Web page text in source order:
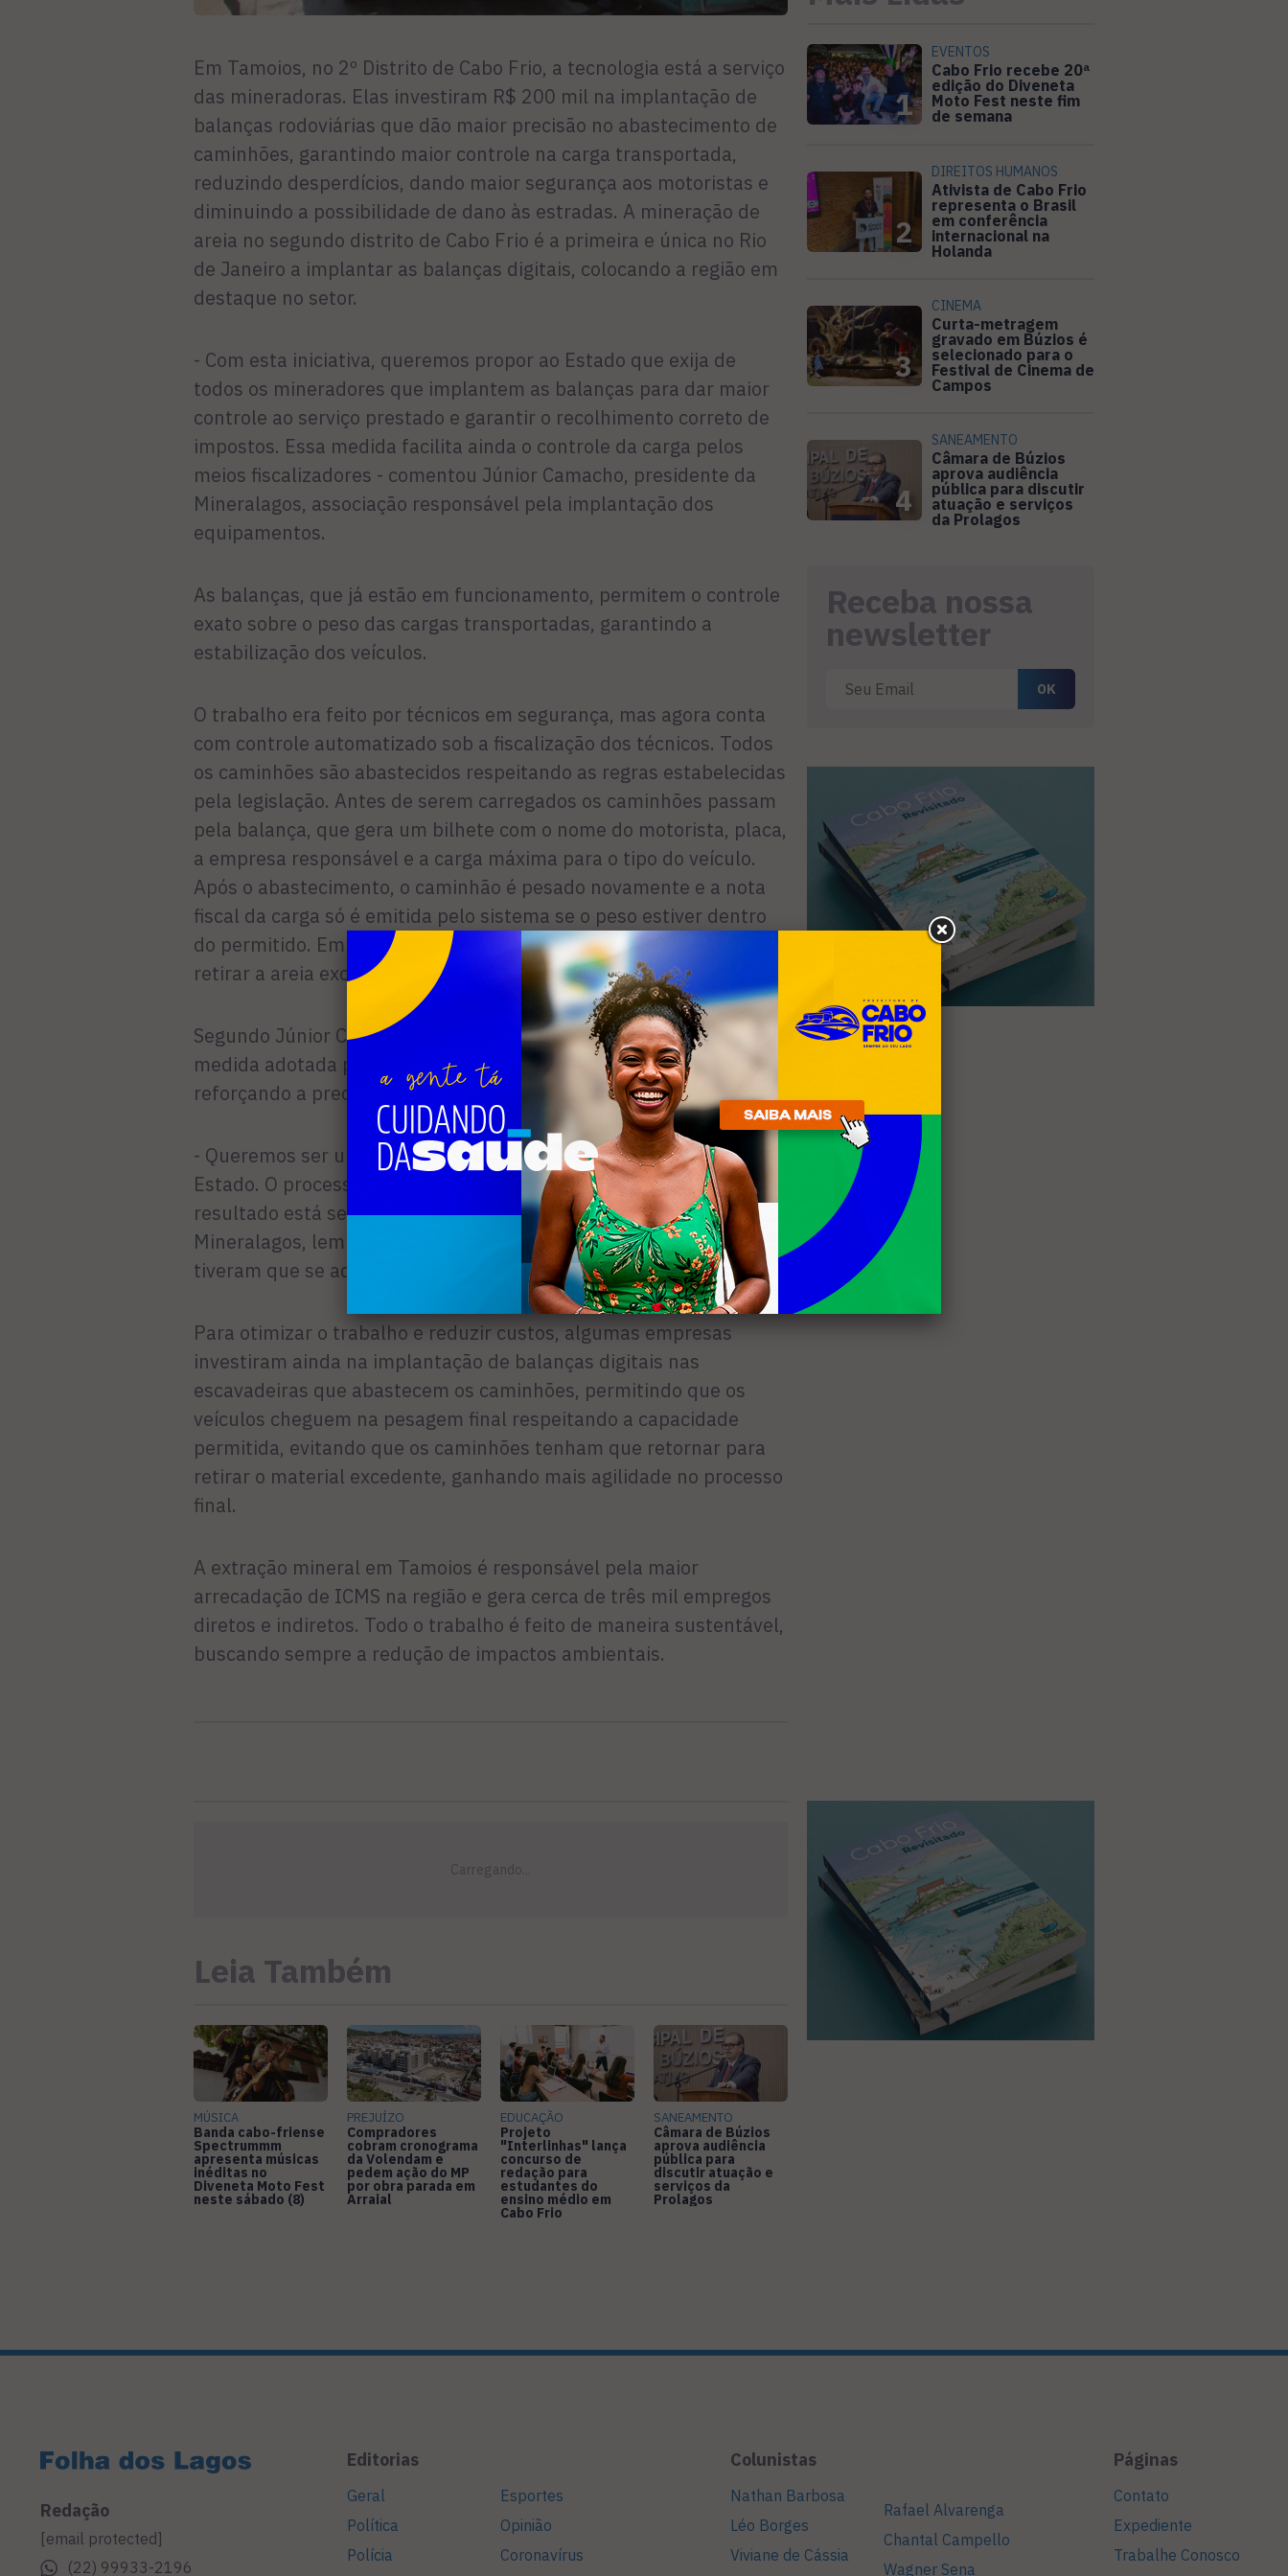
Em Tamoios, no 2º Distrito de Cabo Frio, a tecnologia está a serviço
das mineradoras. Elas investiram R$ 200 mil na implantação de
balanças rodoviárias que dão maior precisão no abastecimento de
caminhões, garantindo maior controle na carga transportada,
reduzindo desperdícios, dando maior segurança aos motoristas e
diminuindo a possibilidade de dano às estradas. A mineração de
areia no segundo distrito de Cabo Frio é a primeira e única no Rio
de Janeiro a implantar as balanças digitais, colocando a região em
destaque no setor.
- Com esta iniciativa, queremos propor ao Estado que exija de
todos os mineradores que implantem as balanças para dar maior
controle ao serviço prestado e garantir o recolhimento correto de
impostos. Essa medida facilita ainda o controle da carga pelos
meios fiscalizadores - comentou Júnior Camacho, presidente da
Mineralagos, associação responsável pela implantação dos
equipamentos.
As balanças, que já estão em funcionamento, permitem o controle
exato sobre o peso das cargas transportadas, garantindo a
estabilização dos veículos.
O trabalho era feito por técnicos em segurança, mas agora conta
com controle automatizado sob a fiscalização dos técnicos. Todos
os caminhões são abastecidos respeitando as regras estabelecidas
pela legislação. Antes de serem carregados os caminhões passam
pela balança, que gera um bilhete com o nome do motorista, placa,
a empresa responsável e a carga máxima para o tipo do veículo.
Após o abastecimento, o caminhão é pesado novamente e a nota
fiscal da carga só é emitida pelo sistema se o peso estiver dentro
do permitido. Em caso de excesso, os motoristas são orientados a
retirar a areia excedente para passar por nova pesagem.
Segundo Júnior Camacho, a implantação das balanças é mais uma
medida adotada pelas mineradoras no controle da atividade,
reforçando a preocupação socioambiental das empresas.
- Queremos ser um exemplo para as outras mineradoras do
Estado. O processo de transição do sistema não é fácil, mas o
resultado está sendo muito satisfatório – explicou o presidente da
Mineralagos, lembrando que os clientes das mineradoras também
tiveram que se adequar ao novo sistema automatizado.
Para otimizar o trabalho e reduzir custos, algumas empresas
investiram ainda na implantação de balanças digitais nas
escavadeiras que abastecem os caminhões, permitindo que os
veículos cheguem na pesagem final respeitando a capacidade
permitida, evitando que os caminhões tenham que retornar para
retirar o material excedente, ganhando mais agilidade no processo
final.
A extração mineral em Tamoios é responsável pela maior
arrecadação de ICMS na região e gera cerca de três mil empregos
diretos e indiretos. Todo o trabalho é feito de maneira sustentável,
buscando sempre a redução de impactos ambientais.
1
EVENTOS
Cabo Frio recebe 20ª
edição do Diveneta
Moto Fest neste fim
de semana
2
DIREITOS HUMANOS
Ativista de Cabo Frio
representa o Brasil
em conferência
internacional na
Holanda
3
CINEMA
Curta-metragem
gravado em Búzios é
selecionado para o
Festival de Cinema de
Campos
4
SANEAMENTO
Câmara de Búzios
aprova audiência
pública para discutir
atuação e serviços
da Prolagos
Receba nossa
newsletter
Leia Também
MÚSICA
Banda cabo-friense
Spectrummm
apresenta músicas
inéditas no
Diveneta Moto Fest
neste sábado (8)
PREJUÍZO
Compradores
cobram cronograma
da Volendam e
pedem ação do MP
por obra parada em
Arraial
EDUCAÇÃO
Projeto
"Interlinhas" lança
concurso de
redação para
estudantes do
ensino médio em
Cabo Frio
SANEAMENTO
Câmara de Búzios
aprova audiência
pública para
discutir atuação e
serviços da
Prolagos
Redação
[email protected]
(22) 99933-2196
Editorias
Geral
Política
Polícia
Esportes
Opinião
Coronavírus
Colunistas
Nathan Barbosa
Léo Borges
Viviane de Cássia
Rafael Alvarenga
Chantal Campello
Wagner Sena
Páginas
Contato
Expediente
Trabalhe Conosco